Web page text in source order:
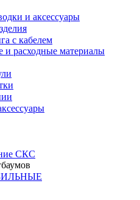
и аксессуары
с кабелем
и расходные материалы
СКС